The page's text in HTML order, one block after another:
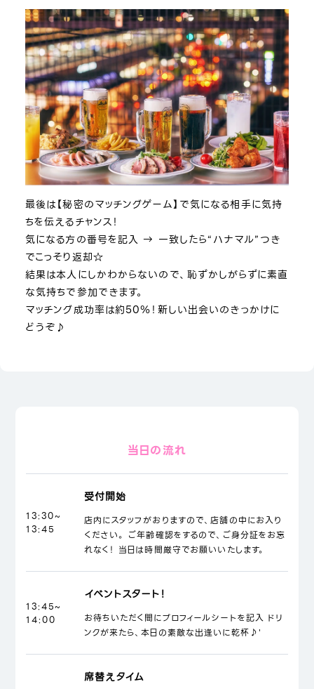
最後は【秘密のマッチングゲーム】で気になる相手に気持
ちを伝えるチャンス！
気になる方の番号を記入 → 一致したら“ハナマル”つき
でこっそり返却☆
結果は本人にしかわからないので、恥ずかしがらずに素直
な気持ちで参加できます。
マッチング成功率は約50％！新しい出会いのきっかけに
どうぞ♪
当日の流れ
13:30~
13:45
受付開始
店内にスタッフがおりますので、店舗の中にお入り
ください。 ご年齢確認をするので、ご身分証をお忘
れなく！ 当日は時間厳守でお願いいたします。
13:45~
14:00
イベントスタート！
お待ちいただく間にプロフィールシートを記入 ドリ
ンクが来たら、本日の素敵な出逢いに乾杯♪'
席替えタイム